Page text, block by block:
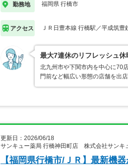
勤務地 福岡県 行橋市
アクセス ＪＲ日豊本線 行橋駅／平成筑豊
最大7連休のリフレッシュ
北九州市や下関市内を中心に70
門前など幅広い形態の店舗を出
更新日：2026/06/18
サンキュー薬局 行橋神田町店 株式会社サンキ
【福岡県行橋市/ＪＲ】最新機